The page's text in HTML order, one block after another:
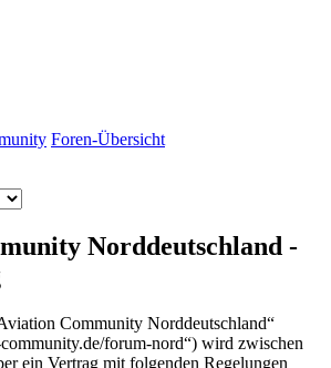
Foren-Übersicht
Norddeutschland -
Community Norddeutschland“
forum-nord“) wird zwischen
ein Vertrag mit folgenden Regelungen